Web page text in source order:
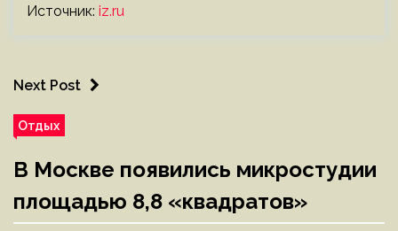
Источник: iz.ru
Next Post
Отдых
В Москве появились микростудии
площадью 8,8 «квадратов»